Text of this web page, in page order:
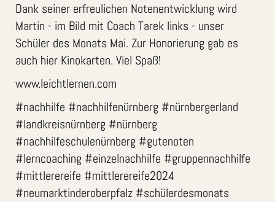
Dank seiner erfreulichen Notenentwicklung wird
Martin - im Bild mit Coach Tarek links - unser
Schüler des Monats Mai. Zur Honorierung gab es
auch hier Kinokarten. Viel Spaß!
www.leichtlernen.com
#nachhilfe #nachhilfenürnberg #nürnbergerland
#landkreisnürnberg #nürnberg
#nachhilfeschulenürnberg #gutenoten
#lerncoaching #einzelnachhilfe #gruppennachhilfe
#mittlerereife #mittlerereife2024
#neumarktinderoberpfalz #schülerdesmonats